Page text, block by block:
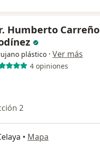
Humberto Carreño
plástico · Ver más
4 opiniones
2
• Mapa